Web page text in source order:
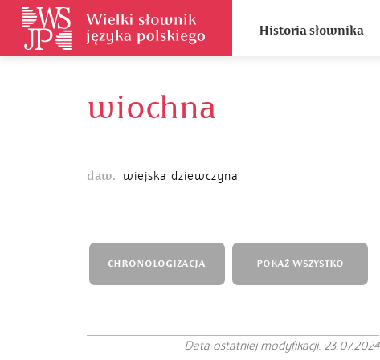
Historia słownika
wiochna
daw. wiejska dziewczyna
CHRONOLOGIZACJA POKAŻ WSZYSTKO
Data ostatniej modyfikacji: 23.07.2024